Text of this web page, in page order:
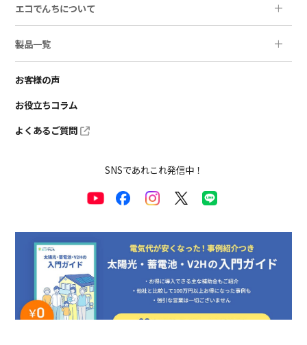
エコでんちについて
製品一覧
お客様の声
お役立ちコラム
よくあるご質問
SNSであれこれ発信中！